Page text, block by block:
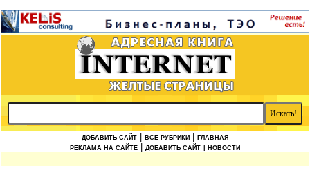
ДОБАВИТЬ САЙТ ВСЕ РУБРИКИ
ГЛАВНАЯ
РЕКЛАМА НА САЙТЕ
ДОБАВИТЬ САЙТ | НОВОСТИ